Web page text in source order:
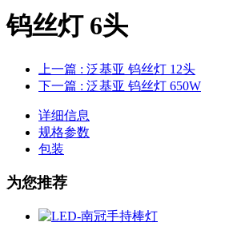
钨丝灯 6头
上一篇 : 泛基亚 钨丝灯 12头
下一篇 : 泛基亚 钨丝灯 650W
详细信息
规格参数
包装
为您推荐